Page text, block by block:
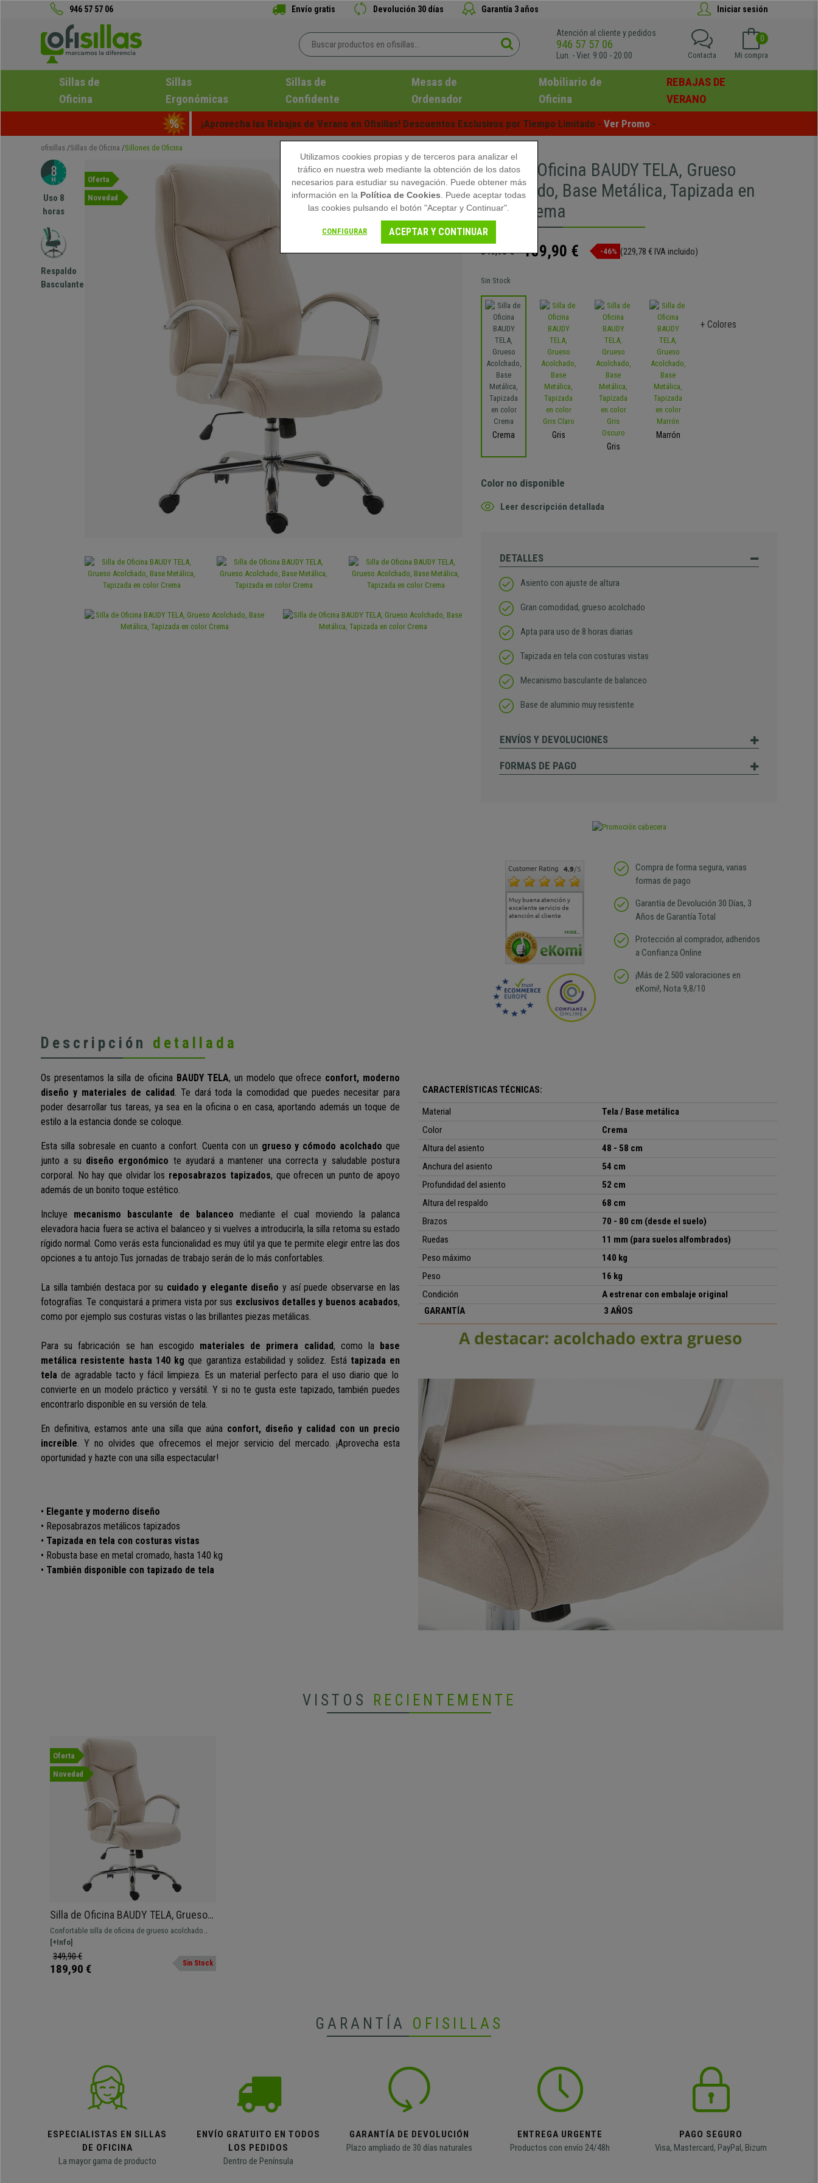
946 57 57 06 Envío gratis Devolución 30 días Garantía 3 años Iniciar sesión
Atención al cliente y pedidos
946 57 57 06
Lun. - Vier. 9:00 - 20:00
0
Mi compra
Contacta
Sillas de
Oficina
Sillas
Ergonómicas
Sillas de
Confidente
Mesas de
Ordenador
Mobiliario de
Oficina
REBAJAS DE
VERANO
¡Aprovecha las Rebajas de Verano en Ofisillas! Descuentos Exclusivos por Tiempo Limitado - Ver Promo -
ofisillas Sillas de Oficina Sillones de Oficina
Uso 8
horas
Respaldo
Basculante
Oferta
Novedad
Silla de Oficina BAUDY TELA, Grueso
Acolchado, Base Metálica, Tapizada en
color Crema
349,90 € 189,90 € -46% (229,78 € IVA incluido)
Sin Stock
Crema
Gris
Gris
Marrón
+ Colores
Color no disponible
Leer descripción detallada
DETALLES
Asiento con ajuste de altura
Gran comodidad, grueso acolchado
Apta para uso de 8 horas diarias
Tapizada en tela con costuras vistas
Mecanismo basculante de balanceo
Base de aluminio muy resistente
ENVÍOS Y DEVOLUCIONES
FORMAS DE PAGO
Customer Rating 4.9/5
Muy buena atención y
excelente servicio de
atención al cliente
Muy buena atención de
cara al asesoramiento
comercial y el envío ha
Si estoy contento
Excelente relacion
calidad precio Plazo de
MORE...
Compra de forma segura, varias
formas de pago
Garantía de Devolución 30 Días, 3
Años de Garantía Total
Protección al comprador, adheridos
a Confianza Online
¡Más de 2.500 valoraciones en
eKomi!, Nota 9,8/10
Descripción detallada
Os presentamos lasilla de oficina BAUDY TELA, un modelo que ofrece confort, moderno
diseño y materiales de calidad . Te dará toda la comodidad que puedes necesitar para
poder desarrollar tus tareas, ya sea en la oficina o en casa, aportando además un toque de
estilo a la estancia donde se coloque.
Esta silla sobresale en cuanto a confort. Cuenta con un grueso y cómodo acolchado que
junto a su diseño ergonómico te ayudará a mantener una correcta y saludable postura
corporal . No hay que olvidar los reposabrazos tapizados, que ofrecen un punto de apoyo
además de un bonito toque estético.
Incluye mecanismo basculante de balanceo mediante el cual moviendo la palanca
elevadora hacia fuera se activa el balanceo y si vuelves a introducirla, la silla retoma su estado
rígido normal. Como verás esta funcionalidad es muy útil ya que te permite elegir entre las dos
opciones a tu antojo.Tus jornadas de trabajo serán de lo más confortables.
La silla también destaca por su cuidado y elegante diseño y así puede observarse en las
fotografías. Te conquistará a primera vista por sus exclusivos detalles y buenos acabados,
como por ejemplo sus costuras vistas o las brillantes piezas metálicas.
Para su fabricación se han escogido materiales de primera calidad, como la
base
metálica resistente hasta 140 kg que garantiza estabilidad y solidez. Está tapizada en
tela de agradable tacto y fácil limpieza. Es un material perfecto para el uso diario que lo
convierte en un modelo práctico y versátil.Y si no te gusta este tapizado, también puedes
encontrarlo disponible en su versión de tela.
En definitiva, estamos ante una silla que aúna confort, diseño y calidad con un precio
increíble. Y no olvides que ofrecemos el mejor servicio del mercado. ¡Aprovecha esta
oportunidad y hazte con una silla espectacular!
• Elegante y moderno diseño
• Reposabrazos metálicos tapizados
• Tapizada en tela con costuras vistas
• Robusta base en metal cromado, hasta 140 kg
• También disponible con tapizado de tela
CARACTERÍSTICAS TÉCNICAS:
Material
Tela / Base metálica
Color
Crema
Altura del asiento
48 - 58 cm
Anchura del asiento
54 cm
Profundidad del asiento
52 cm
Altura del respaldo
68 cm
Brazos
70 - 80 cm (desde el suelo)
Ruedas
11 mm (para suelos alfombrados)
Peso máximo
140 kg
Peso
16 kg
Condición
A estrenar con embalaje original
GARANTÍA
3 AÑOS
VISTOS RECIENTEMENTE
Oferta
Novedad
Silla de Oficina BAUDY TELA, Grueso
Acolchado, Base Metálica, Tapizada
en color Crema
Confortable silla de oficina de grueso acolchado
tapizado en tela. Cuenta con mecanismo de
balanceo y base metálica.
[+Info]
349,90 €
189,90 € Sin Stock
GARANTÍA OFISILLAS
ESPECIALISTAS EN SILLAS
DE OFICINA
La mayor gama de producto
ENVÍO GRATUITO EN TODOS
LOS PEDIDOS
Dentro de Península
GARANTÍA DE DEVOLUCIÓN
Plazo ampliado de 30 días naturales
ENTREGA URGENTE
Productos con envío 24/48h
PAGO SEGURO
Visa, Mastercard, PayPal, Bizum
Utilizamos cookies propias y de terceros para analizar el
tráfico en nuestra web mediante la obtención de los datos
necesarios para estudiar su navegación. Puede obtener más
información en la Política de Cookies . Puede aceptar todas
las cookies pulsando el botón "Aceptar y Continuar".
CONFIGURAR ACEPTAR Y CONTINUAR